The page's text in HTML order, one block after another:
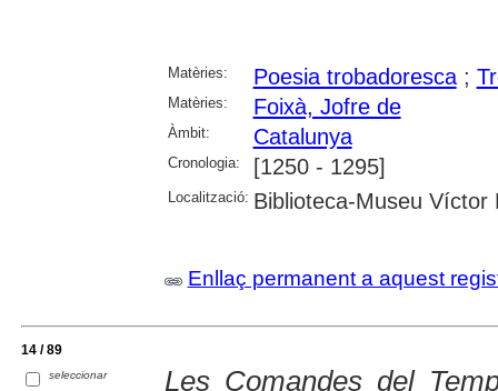
Matèries: Poesia trobadoresca;
Matèries: Foixà, Jofre de
Àmbit: Catalunya
Cronologia: [1250 - 1295]
Localització: Biblioteca-Museu Víctor
Enllaç permanent a aquest
14 / 89
seleccionar
Les Comandes del